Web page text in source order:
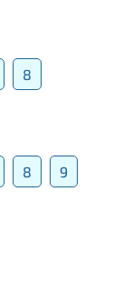
8
8 9